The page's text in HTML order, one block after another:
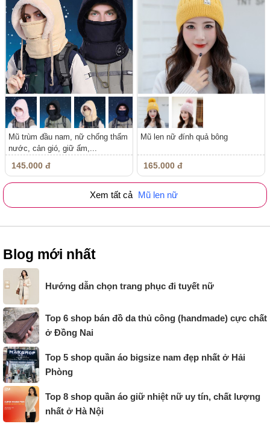
Mũ trùm đầu nam, nữ chống thấm
nước, cản gió, giữ ấm,...
145.000 đ
Mũ len nữ đính quả bông
165.000 đ
Xem tất cả Mũ len nữ
Blog mới nhất
Hướng dẫn chọn trang phục đi tuyết nữ
Top 6 shop bán đồ da thủ công (handmade) cực chất
ở Đồng Nai
Top 5 shop quần áo bigsize nam đẹp nhất ở Hải
Phòng
Top 8 shop quần áo giữ nhiệt nữ uy tín, chất lượng
nhất ở Hà Nội